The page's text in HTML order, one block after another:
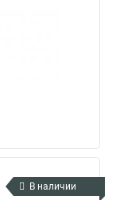
В наличии